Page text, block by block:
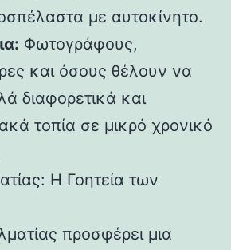
με αυτοκίνητο.
Φωτογράφους,
και όσους θέλουν να
διαφορετικά και
τοπία σε μικρό χρονικό
Η Γοητεία των
προσφέρει μια